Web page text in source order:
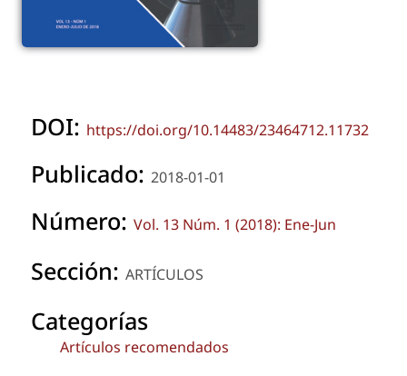
DOI: https://doi.org/10.14483/23464712.11732
Publicado: 2018-01-01
Número: Vol. 13 Núm. 1 (2018): Ene-Jun
Sección: ARTÍCULOS
Categorías
Artículos recomendados